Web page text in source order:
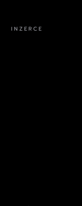
INZERCE